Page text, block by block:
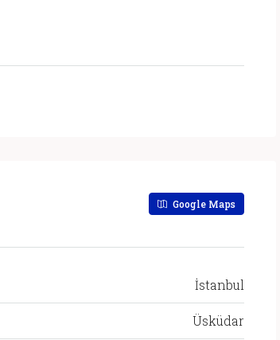
Google Maps
İstanbul
Üsküdar